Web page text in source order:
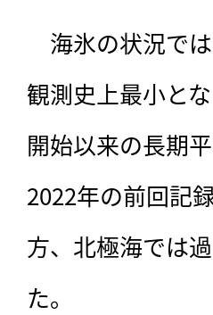
海氷の状況で
観測史上最小と
開始以来の長期
2022年の前回記
方、北極海では
た。